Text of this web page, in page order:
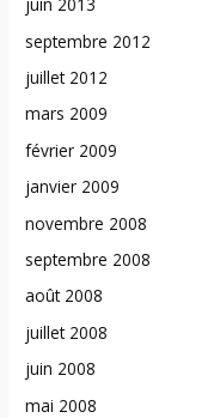
septembre 2012
juillet 2012
mars 2009
février 2009
janvier 2009
novembre 2008
septembre 2008
août 2008
juillet 2008
juin 2008
mai 2008